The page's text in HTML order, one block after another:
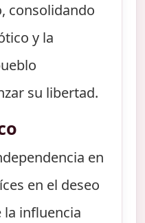
consolidando
y la
su libertad.
en
en el deseo
la influencia